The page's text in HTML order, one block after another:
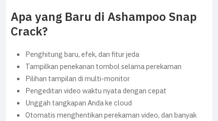
Apa yang Baru di Ashampoo Snap
Crack?
Penghitung baru, efek, dan fitur jeda
Tampilkan penekanan tombol selama perekaman
Pilihan tampilan di multi-monitor
Pengeditan video waktu nyata dengan cepat
Unggah tangkapan Anda ke cloud
Otomatis menghentikan perekaman video, dan banyak